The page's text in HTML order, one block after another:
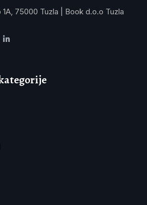
1A, 75000 Tuzla | Book d.o.o Tuzla